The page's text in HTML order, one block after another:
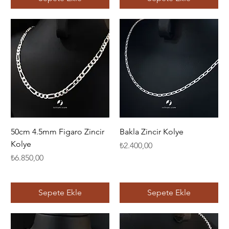
50cm 4.5mm Figaro Zincir
Kolye
Fiyat
₺6.850,00
Sepete Ekle
Bakla Zincir Kolye
Fiyat
₺2.400,00
Sepete Ekle